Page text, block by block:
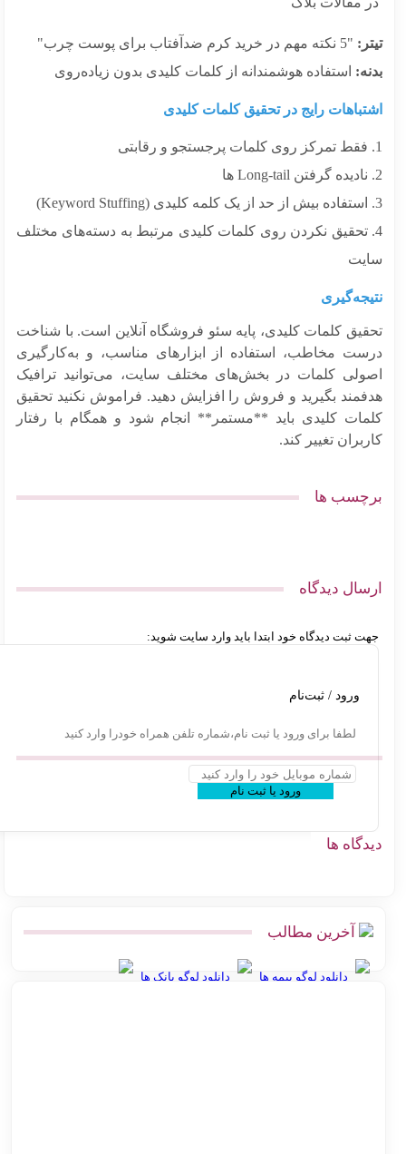
استفاده هوشمندانه از کلمات کلیدی بدون زیاده‌روی
رایج در تحقیق کلمات کلیدی
تحقیق نکردن روی کلمات کلیدی مرتبط به دسته‌های مختلف
کلمات کلیدی، پایه سئو فروشگاه آنلاین است. با شناخت
مخاطب، استفاده از ابزارهای مناسب، و به‌کارگیری
کلمات در بخش‌های مختلف سایت، می‌توانید ترافیک
بگیرید و فروش را افزایش دهید. فراموش نکنید تحقیق
کلیدی باید **مستمر** انجام شود و همگام با رفتار
تغییر کند.
ها
دیدگاه
ثبت دیدگاه خود ابتدا باید وارد سایت شوید:
ورود / ثبت‌نام
لطفا برای ورود یا ثبت نام،شماره تلفن همراه خودرا وارد کنید
ورود یا ثبت نام
ها
آخرین مطالب
دانلود لوگو بیمه ها دانلود لوگو بانک ها